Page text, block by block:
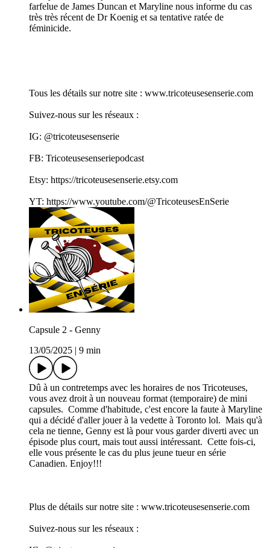
farfelue de James Duncan et Maryline nous informe du cas
très très récent de Dr Koenig et sa tentative ratée de
féminicide.
Tous les détails sur notre site : www.tricoteusesenserie.com
Suivez-nous sur les réseaux :
IG: @tricoteusesenserie
FB: Tricoteusesenseriepodcast
Etsy: https://tricoteusesenserie.etsy.com
YT: https://www.youtube.com/@TricoteusesEnSerie
Capsule 2 - Genny
13/05/2025
9 min
Dû à un contretemps avec les horaires de nos Tricoteuses,
vous avez droit à un nouveau format (temporaire) de mini
capsules. Comme d'habitude, c'est encore la faute à Maryline
qui a décidé d'aller jouer à la vedette à Toronto lol. Mais qu'à
cela ne tienne, Genny est là pour vous garder diverti avec un
épisode plus court, mais tout aussi intéressant. Cette fois-ci,
elle vous présente le cas du plus jeune tueur en série
Canadien. Enjoy!!!
Plus de détails sur notre site : www.tricoteusesenserie.com
Suivez-nous sur les réseaux :